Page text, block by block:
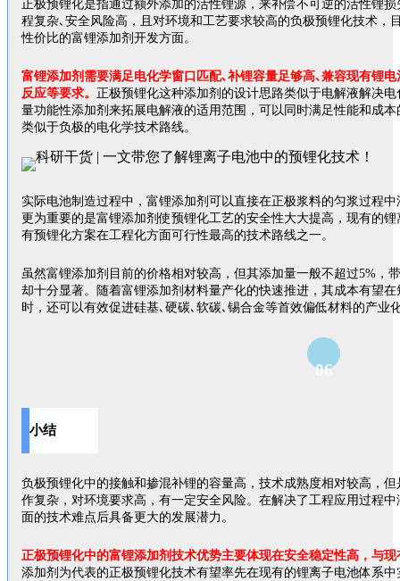
正极预锂化是指通过额外添加的活性锂源，来补偿不可逆的活性锂
程复杂､安全风险高，且对环境和工艺要求较高的负极预锂化技术，
性价比的富锂添加剂开发方面。
富锂添加剂需要满足电化学窗口匹配､补锂容量足够高､兼容现有锂
反应等要求。 正极预锂化这种添加剂的设计思路类似于电解液解决
量功能性添加剂来拓展电解液的适用范围，可以同时满足性能和成
类似于负极的电化学技术路线。
实际电池制造过程中，富锂添加剂可以直接在正极浆料的匀浆过程
更为重要的是富锂添加剂使预锂化工艺的安全性大大提高，现有的
有预锂化方案在工程化方面可行性最高的技术路线之一。
虽然富锂添加剂目前的价格相对较高，但其添加量一般不超过5%，
却十分显著。随着富锂添加剂材料量产化的快速推进，其成本有望
时，还可以有效促进硅基､硬碳､软碳､锡合金等首效偏低材料的产业
06
小结
负极预锂化中的接触和掺混补锂的容量高，技术成熟度相对较高，
作复杂，对环境要求高，有一定安全风险。在解决了工程应用过程
面的技术难点后具备更大的发展潜力。
正极预锂化中的富锂添加剂技术优势主要体现在安全稳定性高，与
添加剂为代表的正极预锂化技术有望率先在现有的锂离子电池体系